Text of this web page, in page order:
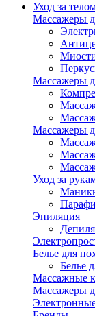
Уход за
Массажеры
Массажеры
Массажеры
Уход за
Эпиляция
Белье для
Белье
Массажные
Массажеры